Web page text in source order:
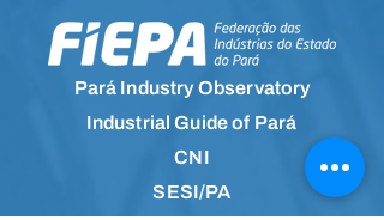
Pará Industry Observatory
Industrial Guide of Pará
CNI
SESI/PA